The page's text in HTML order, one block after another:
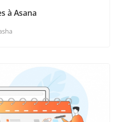
à Asana